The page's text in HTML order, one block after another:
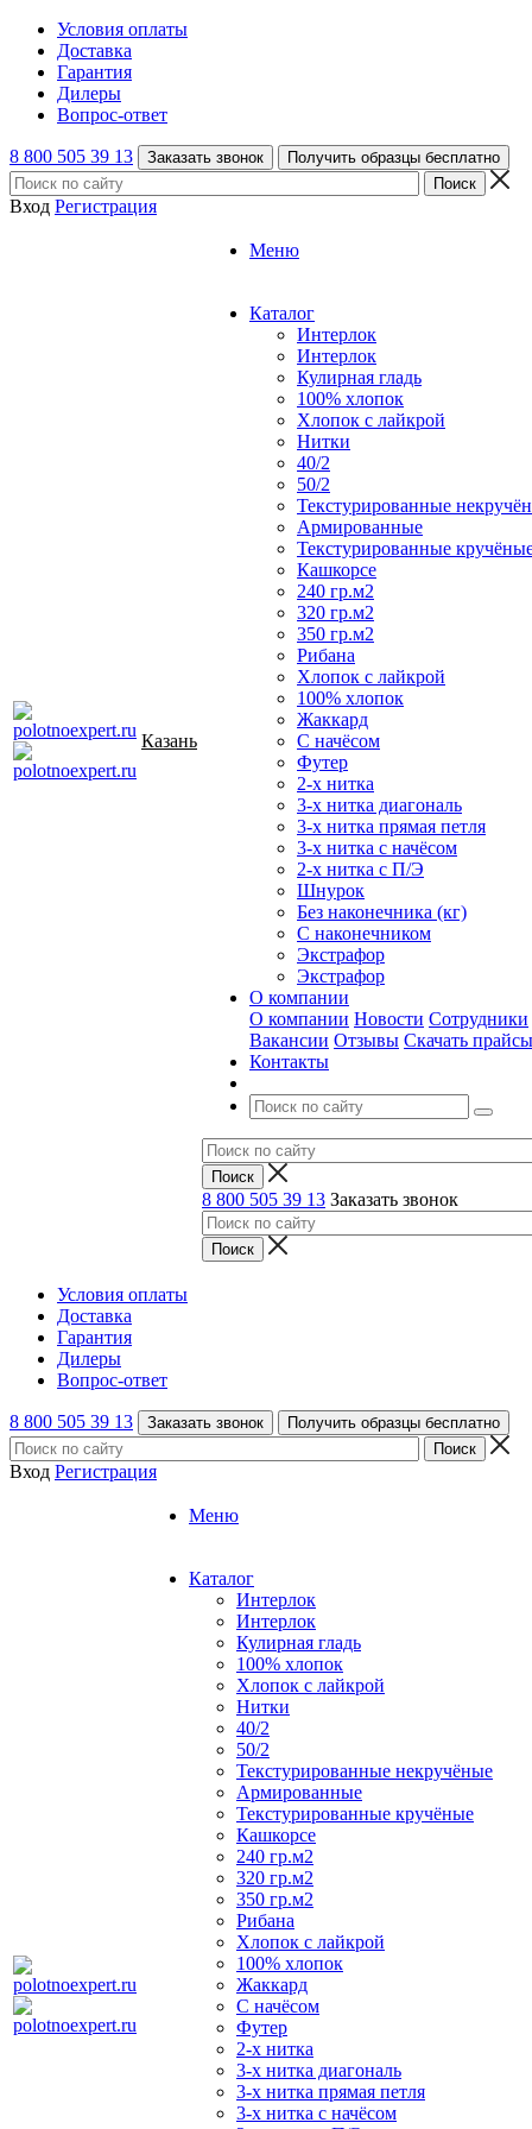
Условия оплаты
Доставка
Гарантия
Дилеры
Вопрос-ответ
8 800 505 39 13 Заказать звонок Получить образцы бесплатно
Вход Регистрация
Казань
Меню
Каталог
Интерлок
Интерлок
Кулирная гладь
100% хлопок
Хлопок с лайкрой
Нитки
40/2
50/2
Текстурированные
Армированные
Текстурированные
Кашкорсе
240 гр.м2
320 гр.м2
350 гр.м2
Рибана
Хлопок с лайкрой
100% хлопок
Жаккард
С начёсом
Футер
2-х нитка
3-х нитка диагональ
3-х нитка прямая петля
3-х нитка с начёсом
2-х нитка с П/Э
Шнурок
Без наконечника (кг)
С наконечником
Экстрафор
Экстрафор
О компании
О компании Новости Сотрудники
Вакансии Отзывы Скачать прайсы
Контакты
8 800 505 39 13 Заказать звонок
Условия оплаты
Доставка
Гарантия
Дилеры
Вопрос-ответ
8 800 505 39 13 Заказать звонок Получить образцы бесплатно
Вход Регистрация
Меню
Каталог
Интерлок
Интерлок
Кулирная гладь
100% хлопок
Хлопок с лайкрой
Нитки
40/2
50/2
Текстурированные некручёные
Армированные
Текстурированные кручёные
Кашкорсе
240 гр.м2
320 гр.м2
350 гр.м2
Рибана
Хлопок с лайкрой
100% хлопок
Жаккард
С начёсом
Футер
2-х нитка
3-х нитка диагональ
3-х нитка прямая петля
3-х нитка с начёсом